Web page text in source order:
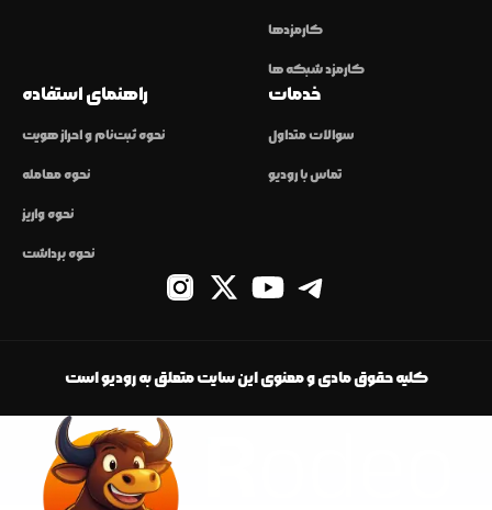
کارمزدها
کارمزد شبکه ها
راهنمای استفاده
نحوه ثبت‌نام و احراز هویت
نحوه معامله
نحوه واریز
نحوه برداشت
خدمات
سوالات متداول
تماس با رودیو
کلیه حقوق مادی و معنوی این سایت متعلق به رودیو است